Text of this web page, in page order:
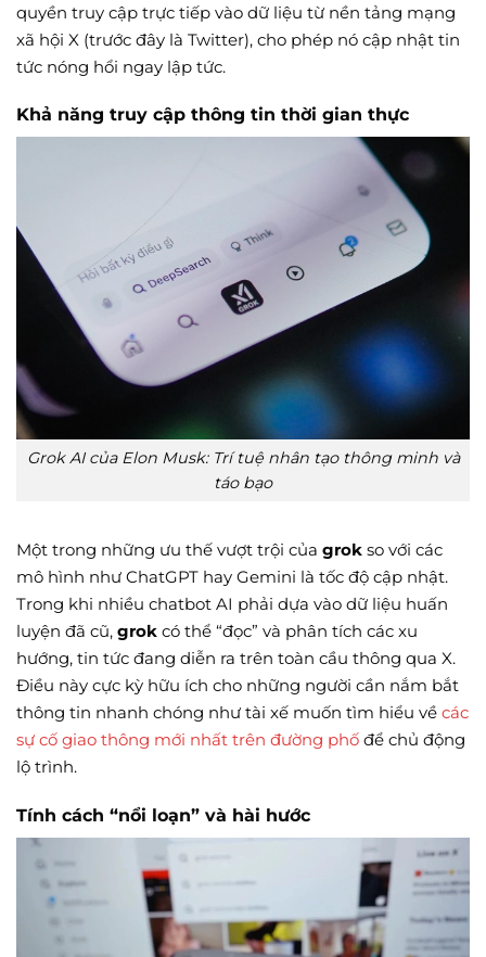
quyền truy cập trực tiếp vào dữ liệu từ nền tảng mạng
xã hội X (trước đây là Twitter), cho phép nó cập nhật tin
tức nóng hổi ngay lập tức.
Khả năng truy cập thông tin thời gian thực
Grok AI của Elon Musk: Trí tuệ nhân tạo thông minh và
táo bạo
Một trong những ưu thế vượt trội của grok so với các
mô hình như ChatGPT hay Gemini là tốc độ cập nhật.
Trong khi nhiều chatbot AI phải dựa vào dữ liệu huấn
luyện đã cũ, grok có thể “đọc” và phân tích các xu
hướng, tin tức đang diễn ra trên toàn cầu thông qua X.
Điều này cực kỳ hữu ích cho những người cần nắm bắt
thông tin nhanh chóng như tài xế muốn tìm hiểu về các
sự cố giao thông mới nhất trên đường phố để chủ động
lộ trình.
Tính cách “nổi loạn” và hài hước